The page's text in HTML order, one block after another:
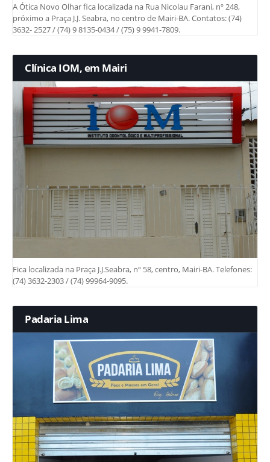
A Ótica Novo Olhar fica localizada na Rua Nicolau Farani, nº 248,
próximo a Praça J.J. Seabra, no centro de Mairi-BA. Contatos: (74)
3632- 2527 / (74) 9 8135-0434 / (75) 9 9941-7809.
Clínica IOM, em Mairi
Fica localizada na Praça J.J.Seabra, nº 58, centro, Mairi-BA. Telefones:
(74) 3632-2303 / (74) 99964-9095.
Padaria Lima